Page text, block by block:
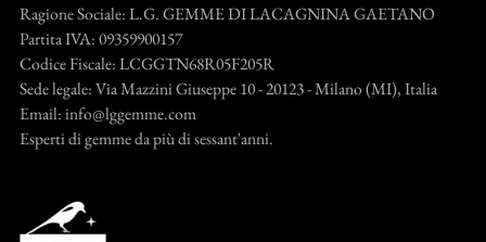
Ragione Sociale: L.G. GEMME DI LACAGNINA GAETANO
Partita IVA: 09359900157
Codice Fiscale: LCGGTN68R05F205R
Sede legale: Via Mazzini Giuseppe 10 - 20123 - Milano (MI), Italia
Email: info@lggemme.com
Esperti di gemme da più di sessant'anni.